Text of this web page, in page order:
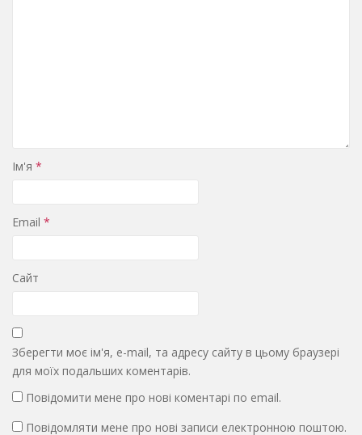
Ім'я *
Email *
Сайт
Зберегти моє ім'я, e-mail, та адресу сайту в цьому браузері
для моїх подальших коментарів.
Повідомити мене про нові коментарі по email.
Повідомляти мене про нові записи електронною поштою.